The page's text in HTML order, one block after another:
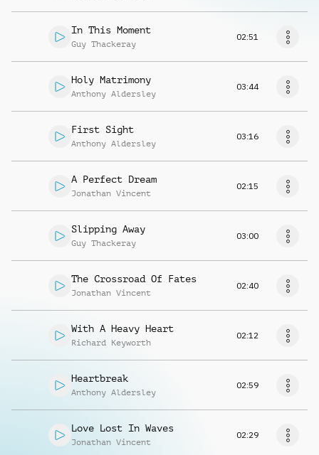
In This Moment
Guy Thackeray
02:51
Holy Matrimony
Anthony Aldersley
03:44
First Sight
Anthony Aldersley
03:16
A Perfect Dream
Jonathan Vincent
02:15
Slipping Away
Guy Thackeray
03:00
The Crossroad Of Fates
Jonathan Vincent
02:40
With A Heavy Heart
Richard Keyworth
02:12
Heartbreak
Anthony Aldersley
02:59
Love Lost In Waves
Jonathan Vincent
02:29